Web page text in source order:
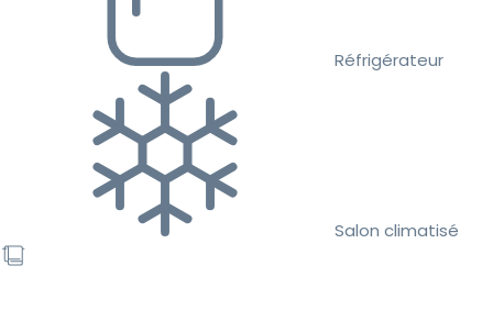
Réfrigérateur
Salon climatisé